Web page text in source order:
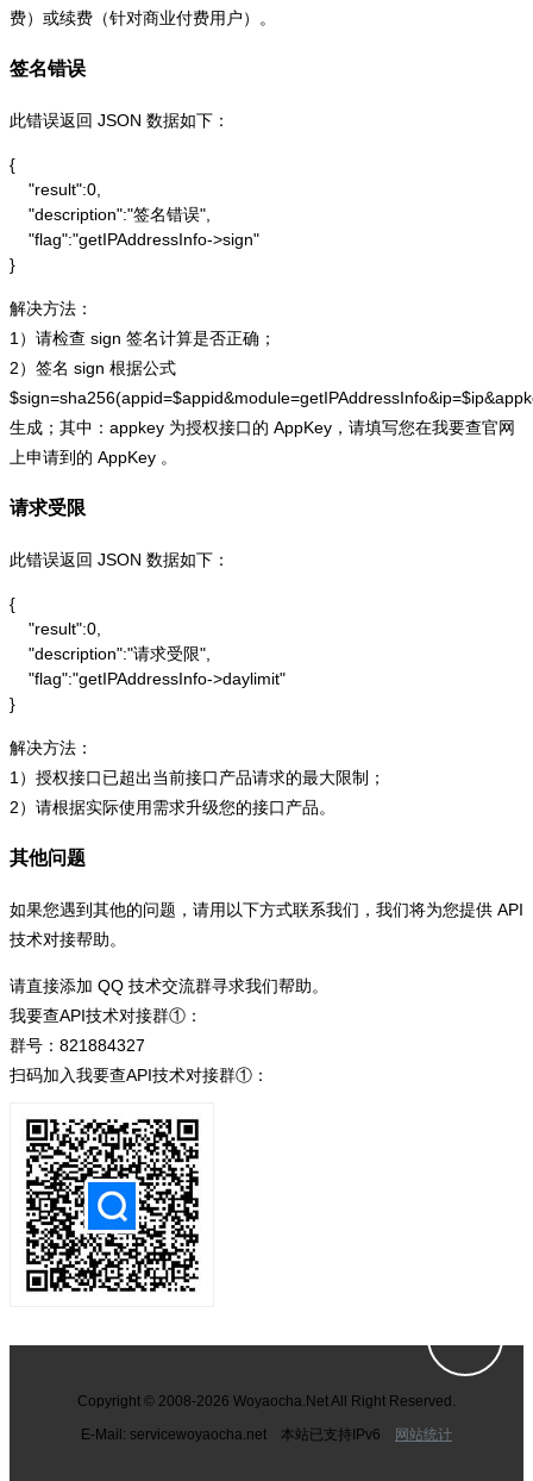
费）或续费（针对商业付费用户）。
签名错误
此错误返回 JSON 数据如下：
{
    "result":0,
    "description":"签名错误",
    "flag":"getIPAddressInfo->sign"
}
解决方法：
1）请检查 sign 签名计算是否正确；
2）签名 sign 根据公式
生成；其中：appkey 为授权接口的 AppKey，请填写您在我要查官网
上申请到的 AppKey 。
请求受限
此错误返回 JSON 数据如下：
{
    "result":0,
    "description":"请求受限",
    "flag":"getIPAddressInfo->daylimit"
}
解决方法：
1）授权接口已超出当前接口产品请求的最大限制；
2）请根据实际使用需求升级您的接口产品。
其他问题
如果您遇到其他的问题，请用以下方式联系我们，我们将为您提供 API
技术对接帮助。
请直接添加 QQ 技术交流群寻求我们帮助。
我要查API技术对接群①：
群号：821884327
扫码加入我要查API技术对接群①：
Copyright © 2008-2026 Woyaocha.Net All Right Reserved.
E-Mail: servicewoyaocha.net 本站已支持IPv6 网站统计